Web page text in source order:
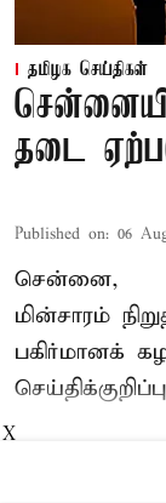
தமிழக செய்திகள்
தடை
Published on: 06
சென்னை,
மின்சாரம்
பகிர்மானக்
X